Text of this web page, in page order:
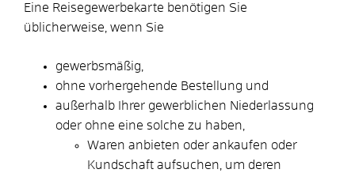
Eine Reisegewerbekarte benötigen Sie
üblicherweise, wenn Sie
gewerbsmäßig,
ohne vorhergehende Bestellung und
außerhalb Ihrer gewerblichen Niederlassung
oder ohne eine solche zu haben,
Waren anbieten oder ankaufen oder
Kundschaft aufsuchen, um deren